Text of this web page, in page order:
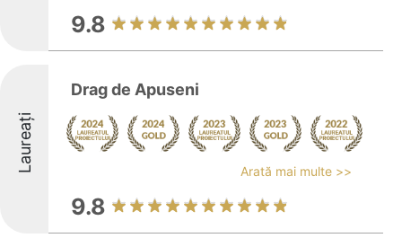
9.8
Laureați
Drag de Apuseni
Arată mai multe >>
9.8